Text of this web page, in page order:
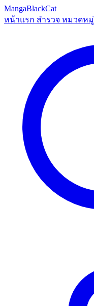
MangaBlackCat
หน้าแรก สำรวจ หมวดหมู่